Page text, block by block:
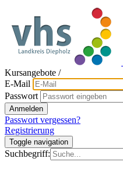
Kursangebote /
E-Mail
Passwort
Anmelden
Passwort vergessen?
Registrierung
Toggle navigation
Suchbegriff: